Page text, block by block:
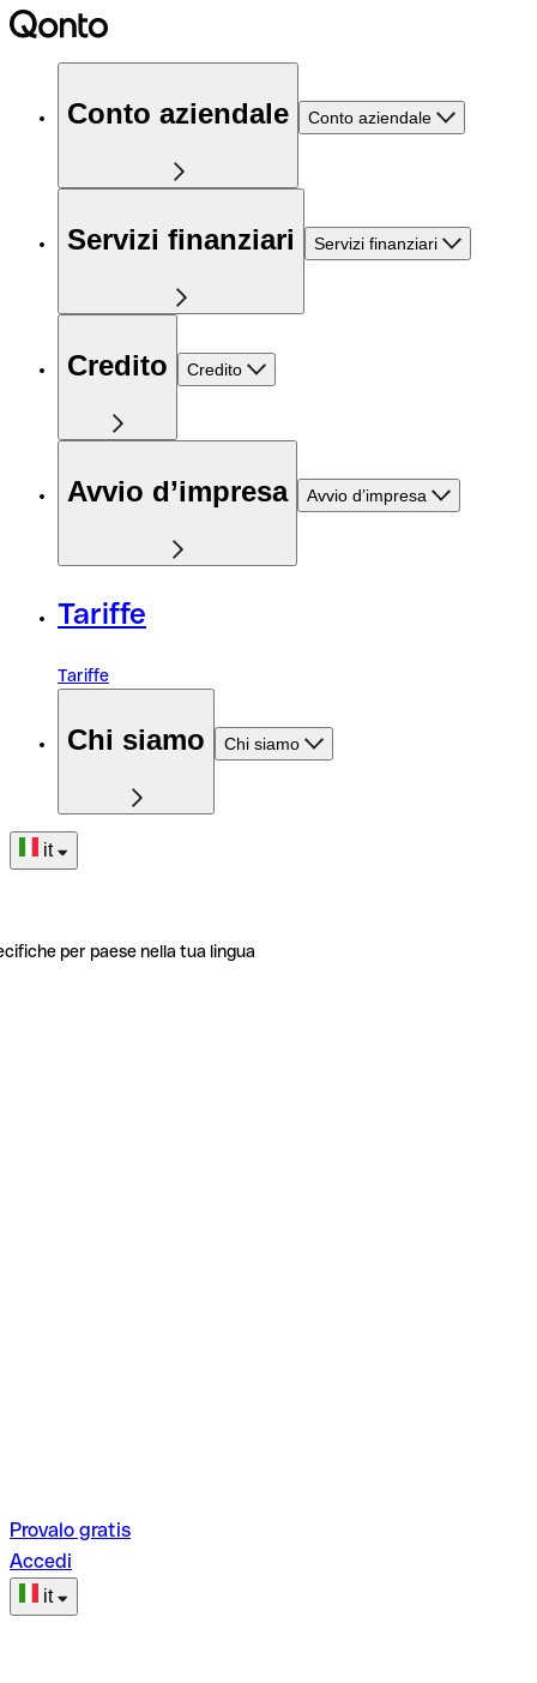
Conto aziendale Conto aziendale
Servizi finanziari Servizi finanziari
Credito Credito
Avvio d’impresa Avvio d’impresa
Tariffe
Tariffe
Chi siamo Chi siamo
it
per paese nella tua lingua
Provalo gratis
Accedi
it